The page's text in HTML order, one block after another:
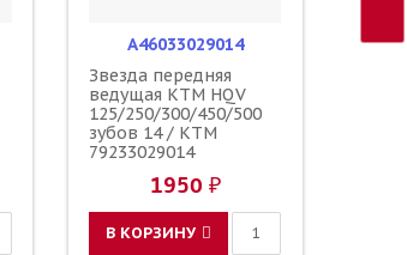
A46033029014
Звезда передняя
ведущая KTM HQV
125/250/300/450/500
зубов 14 / KTM
79233029014
1950 ₽
В КОРЗИНУ